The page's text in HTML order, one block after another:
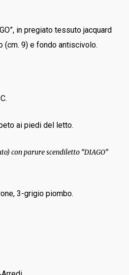
in pregiato tessuto jacquard
(cm. 9) e fondo antiscivolo.
ai piedi del letto.
con parure scendiletto “DIAGO”
3-grigio piombo.